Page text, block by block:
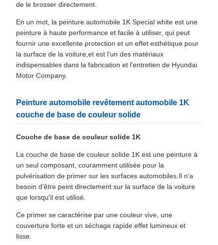
de le brosser directement.
En un mot, la peinture automobile 1K Special white est une
peinture à haute performance et facile à utiliser, qui peut
fournir une excellente protection et un effet esthétique pour
la surface de la voiture,et est l'un des matériaux
indispensables dans la fabrication et l'entretien de Hyundai
Motor Company.
Peinture automobile revêtement automobile 1K
couche de base de couleur solide
Couche de base de couleur solide 1K
La couche de base de couleur solide 1K est une peinture à
un seul composant, couramment utilisée pour la
pulvérisation de primer sur les surfaces automobiles.Il n'a
besoin d'être peint directement sur la surface de la voiture
que lorsqu'il est utilisé.
Ce primer se caractérise par une couleur vive, une
couverture forte et un séchage rapide.effet lumineux et
lisse.